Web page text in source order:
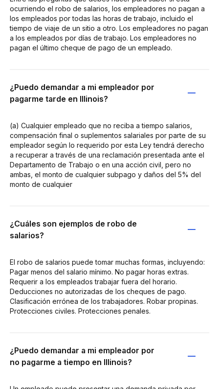
ocurriendo el robo de salarios, los empleadores no pagan a
los empleados por todas las horas de trabajo, incluido el
tiempo de viaje de un sitio a otro. Los empleadores no pagan
a los empleados por días de trabajo. Los empleadores no
pagan el último cheque de pago de un empleado.
¿Puedo demandar a mi empleador por
pagarme tarde en Illinois?
(a) Cualquier empleado que no reciba a tiempo salarios,
compensación final o suplementos salariales por parte de su
empleador según lo requerido por esta Ley tendrá derecho
a recuperar a través de una reclamación presentada ante el
Departamento de Trabajo o en una acción civil, pero no
ambas, el monto de cualquier subpago y daños del 5% del
monto de cualquier
¿Cuáles son ejemplos de robo de
salarios?
El robo de salarios puede tomar muchas formas, incluyendo:
Pagar menos del salario mínimo. No pagar horas extras.
Requerir a los empleados trabajar fuera del horario.
Deducciones no autorizadas de los cheques de pago.
Clasificación errónea de los trabajadores. Robar propinas.
Protecciones civiles. Protecciones penales.
¿Puedo demandar a mi empleador por
no pagarme a tiempo en Illinois?